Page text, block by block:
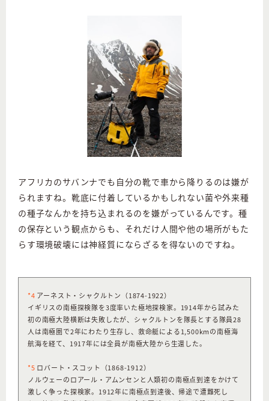
アフリカのサバンナでも自分の靴で車から降りるのは嫌が
られますね。靴底に付着しているかもしれない菌や外来種
の種子なんかを持ち込まれるのを嫌がっているんです。種
の保存という観点からも、それだけ人間や他の場所がもた
らす環境破壊には神経質にならざるを得ないのですね。
*4 アーネスト・シャクルトン（1874-1922）
イギリスの南極探検隊を3度率いた極地探検家。1914年から試みた
初の南極大陸横断は失敗したが、シャクルトンを隊長とする隊員28
人は南極圏で2年にわたり生存し、救命艇による1,500kmの南極海
航海を経て、1917年には全員が南極大陸から生還した。
*5 ロバート・スコット（1868-1912）
ノルウェーのロアール・アムンセンと人類初の南極点到達をかけて
激しく争った探検家。1912年に南極点到達後、帰途で遭難死し